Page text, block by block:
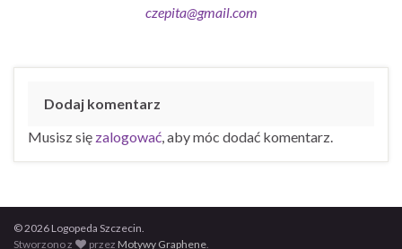
czepita@gmail.com
Dodaj komentarz
Musisz się zalogować , aby móc dodać komentarz.
© 2026 Logopeda Szczecin.
Stworzono z
przez Motywy Graphene